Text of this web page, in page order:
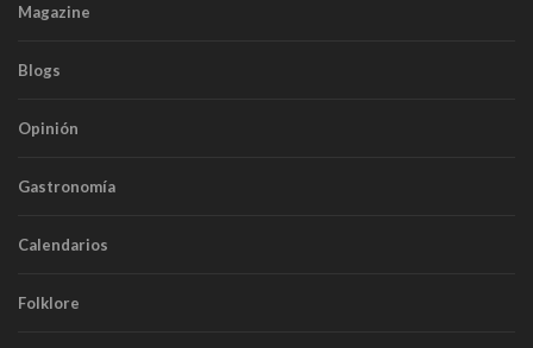
Magazine
Blogs
Opinión
Gastronomía
Calendarios
Folklore